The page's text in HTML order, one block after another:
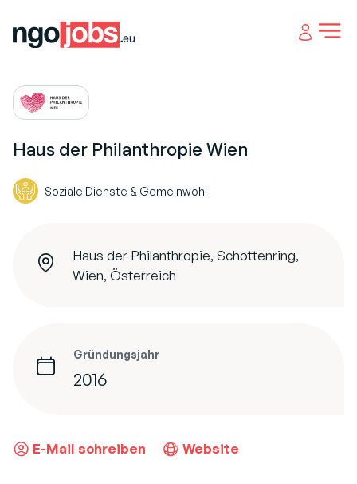
Open
Haus der Philanthropie Wien
Soziale Dienste & Gemeinwohl
Haus der Philanthropie, Schottenring,
Wien, Österreich
Gründungsjahr
2016
E-Mail schreiben Website